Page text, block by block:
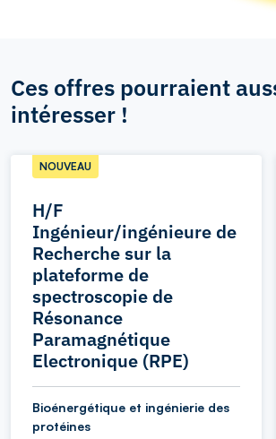
Ces offres pourraient
intéresser !
H/F
Ingénieur/ingénieure de
Recherche sur la
plateforme de
spectroscopie de
Résonance
Paramagnétique
Electronique (RPE)
NOUVEAU
Bioénergétique et ingénierie des
protéines